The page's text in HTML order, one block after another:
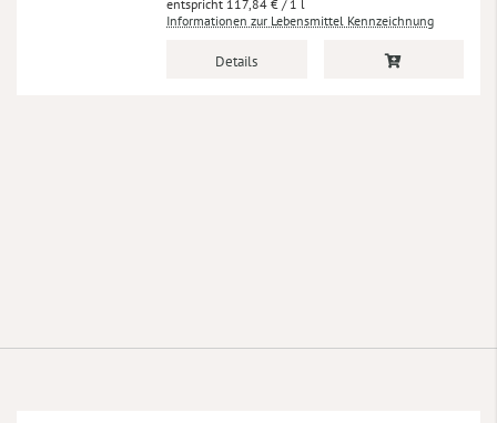
117,84 € / 1 l
Informationen zur Lebensmittel Kennzeichnung
Details